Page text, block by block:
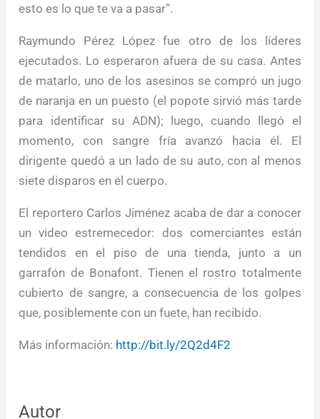
esto es lo que te va a pasar”.
Raymundo Pérez López fue otro de los líderes
ejecutados. Lo esperaron afuera de su casa. Antes
de matarlo, uno de los asesinos se compró un jugo
de naranja en un puesto (el popote sirvió más tarde
para identificar su ADN); luego, cuando llegó el
momento, con sangre fría avanzó hacia él. El
dirigente quedó a un lado de su auto, con al menos
siete disparos en el cuerpo.
El reportero Carlos Jiménez acaba de dar a conocer
un video estremecedor: dos comerciantes están
tendidos en el piso de una tienda, junto a un
garrafón de Bonafont. Tienen el rostro totalmente
cubierto de sangre, a consecuencia de los golpes
que, posiblemente con un fuete, han recibido.
Más información: http://bit.ly/2Q2d4F2
Autor